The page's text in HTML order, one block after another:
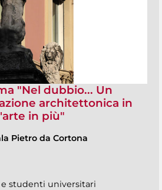
"Nel dubbio... Un
architettonica in
in più"
Pietro da Cortona
studenti universitari